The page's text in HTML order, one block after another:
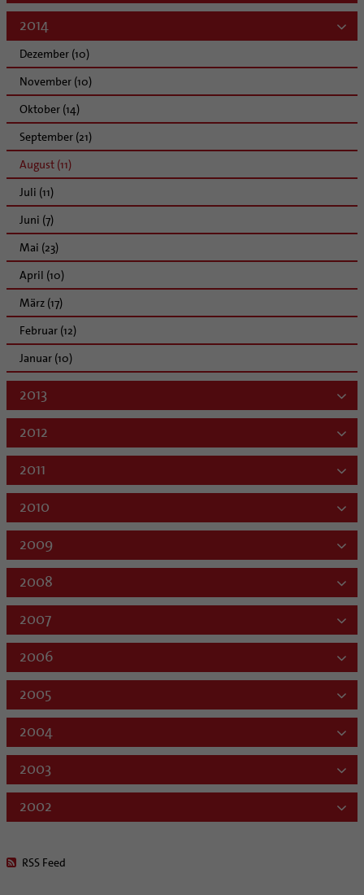
2014
Dezember (10)
November (10)
Oktober (14)
September (21)
August (11)
Juli (11)
Juni (7)
Mai (23)
April (10)
März (17)
Februar (12)
Januar (10)
2013
2012
2011
2010
2009
2008
2007
2006
2005
2004
2003
2002
RSS Feed